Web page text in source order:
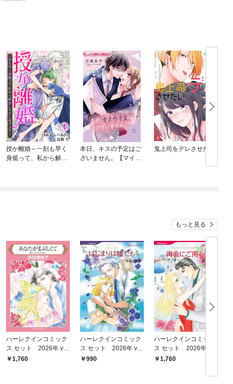
授か離婚～一刻も早く
身籠って、私から解放
本日、キスの予定はご
ざいません。【マイク
鬼上司をデレさせたい
もっと見る
ハーレクインコミック
ス セット 2026年 vo
l.920
1,760
ハーレクインコミック
ス セット 2026年 vo
l.794
990
ハーレクインコミック
ス セット 2026年 vo
l.900
1,760